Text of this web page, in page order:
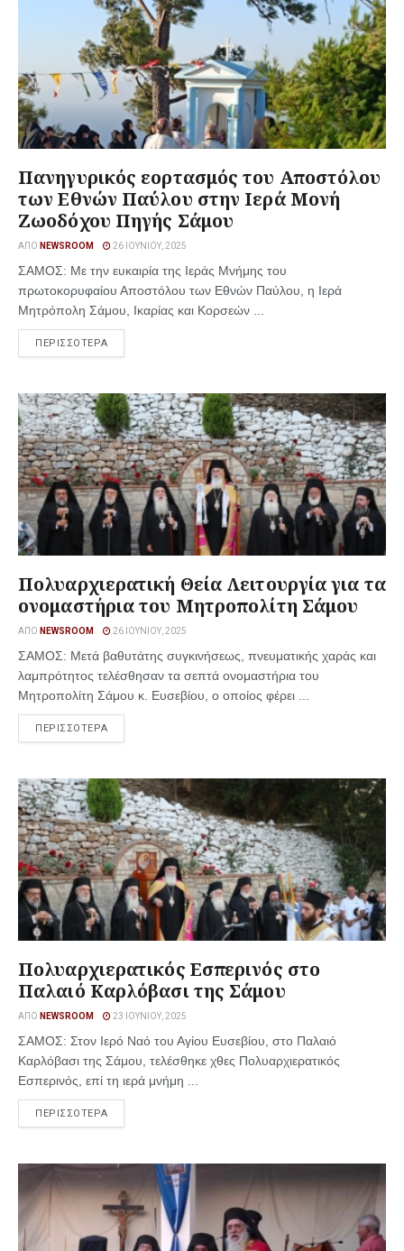
Πανηγυρικός εορτασμός του Αποστόλου
των Εθνών Παύλου στην Ιερά Μονή
Ζωοδόχου Πηγής Σάμου
ΑΠΌ NEWSROOM 26 ΙΟΥΝΊΟΥ, 2025
ΣΑΜΟΣ: Με την ευκαιρία της Ιεράς Μνήμης του
πρωτοκορυφαίου Αποστόλου των Εθνών Παύλου, η Ιερά
Μητρόπολη Σάμου, Ικαρίας και Κορσεών ...
ΠΕΡΙΣΣΟΤΕΡΑ
Πολυαρχιερατική Θεία Λειτουργία για τα
ονομαστήρια του Μητροπολίτη Σάμου
ΑΠΌ NEWSROOM 26 ΙΟΥΝΊΟΥ, 2025
ΣΑΜΟΣ: Μετά βαθυτάτης συγκινήσεως, πνευματικής χαράς και
λαμπρότητος τελέσθησαν τα σεπτά ονομαστήρια του
Μητροπολίτη Σάμου κ. Ευσεβίου, ο οποίος φέρει ...
ΠΕΡΙΣΣΟΤΕΡΑ
Πολυαρχιερατικός Εσπερινός στο
Παλαιό Καρλόβασι της Σάμου
ΑΠΌ NEWSROOM 23 ΙΟΥΝΊΟΥ, 2025
ΣΑΜΟΣ: Στον Ιερό Ναό του Αγίου Ευσεβίου, στο Παλαιό
Καρλόβασι της Σάμου, τελέσθηκε χθες Πολυαρχιερατικός
Εσπερινός, επί τη ιερά μνήμη ...
ΠΕΡΙΣΣΟΤΕΡΑ